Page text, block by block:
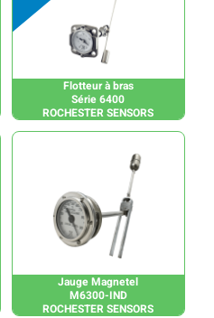
Flotteur à bras
Série 6400
ROCHESTER SENSORS
Jauge Magnetel
M6300-IND
ROCHESTER SENSORS